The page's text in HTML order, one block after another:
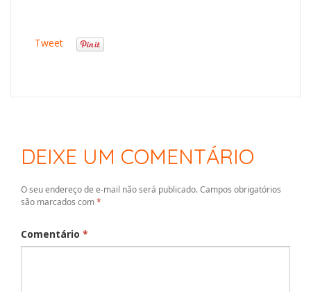
Tweet
DEIXE UM COMENTÁRIO
O seu endereço de e-mail não será publicado.Campos obrigatórios
são marcados com*
Comentário *